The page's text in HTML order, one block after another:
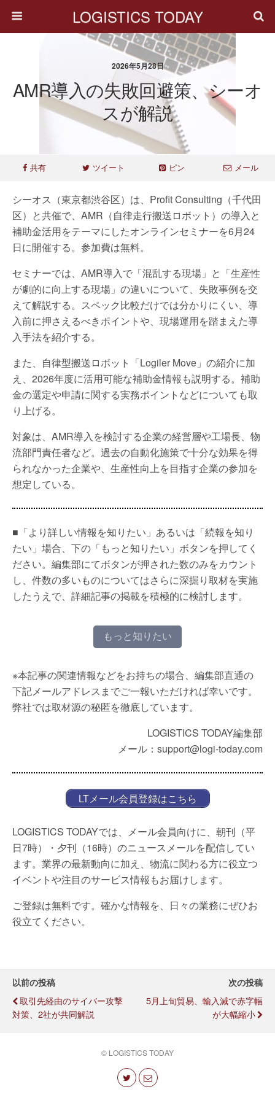
LOGISTICS TODAY
2026年5月28日
AMR導入の失敗回避策、シーオ
スが解説
共有 ツイート ピン メール
シーオス（東京都渋谷区）は、Profit Consulting（千代田
区）と共催で、AMR（自律走行搬送ロボット）の導入と
補助金活用をテーマにしたオンラインセミナーを6月24
日に開催する。参加費は無料。
セミナーでは、AMR導入で「混乱する現場」と「生産性
が劇的に向上する現場」の違いについて、失敗事例を交
えて解説する。スペック比較だけでは分かりにくい、導
入前に押さえるべきポイントや、現場運用を踏まえた導
入手法を紹介する。
また、自律型搬送ロボット「Logiler Move」の紹介に加
え、2026年度に活用可能な補助金情報も説明する。補助
金の選定や申請に関する実務ポイントなどについても取
り上げる。
対象は、AMR導入を検討する企業の経営層や工場長、物
流部門責任者など。過去の自動化施策で十分な効果を得
られなかった企業や、生産性向上を目指す企業の参加を
想定している。
■「より詳しい情報を知りたい」あるいは「続報を知り
たい」場合、下の「もっと知りたい」ボタンを押してく
ださい。編集部にてボタンが押された数のみをカウント
し、件数の多いものについてはさらに深掘り取材を実施
したうえで、詳細記事の掲載を積極的に検討します。
もっと知りたい
※本記事の関連情報などをお持ちの場合、編集部直通の
下記メールアドレスまでご一報いただければ幸いです。
弊社では取材源の秘匿を徹底しています。
LOGISTICS TODAY編集部
メール：support@logi-today.com
LTメール会員登録はこちら
LOGISTICS TODAYでは、メール会員向けに、朝刊（平
日7時）・夕刊（16時）のニュースメールを配信してい
ます。業界の最新動向に加え、物流に関わる方に役立つ
イベントや注目のサービス情報もお届けします。
ご登録は無料です。確かな情報を、日々の業務にぜひお
役立てください。
以前の投稿
取引先経由のサイバー攻撃
対策、2社が共同解説
次の投稿
5月上旬貿易、輸入減で赤字幅
が大幅縮小
© LOGISTICS TODAY